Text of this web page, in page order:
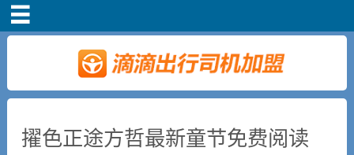
车主注册
擢色正途方哲最新童节免费阅读